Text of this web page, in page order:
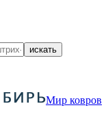
искать
Мир ковров